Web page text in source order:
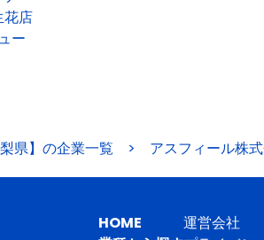
花店
ー
県】の企業一覧 > アスフィール株
HOME
運営会社